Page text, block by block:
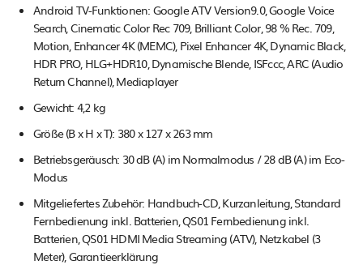
Android TV-Funktionen: Google ATV Version9.0, Google Voice
Search, Cinematic Color Rec 709, Brilliant Color, 98 % Rec. 709,
Motion, Enhancer 4K (MEMC), Pixel Enhancer 4K, Dynamic Black,
HDR PRO, HLG+HDR10, Dynamische Blende, ISFccc, ARC (Audio
Return Channel), Mediaplayer
Gewicht: 4,2 kg
Größe (B x H x T): 380 x 127 x 263 mm
Betriebsgeräusch: 30 dB (A) im Normalmodus / 28 dB (A) im Eco-
Modus
Mitgeliefertes Zubehör: Handbuch-CD, Kurzanleitung, Standard
Fernbedienung inkl. Batterien, QS01 Fernbedienung inkl.
Batterien, QS01 HDMI Media Streaming (ATV), Netzkabel (3
Meter), Garantieerklärung